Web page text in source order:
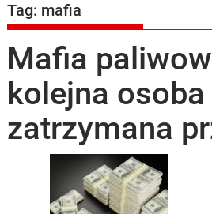
Tag: mafia
Mafia
kolejna osoba
zatrzymana